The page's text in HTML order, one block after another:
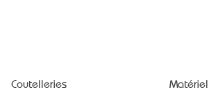
Coutelleries